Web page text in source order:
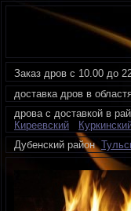
Заказ дров с 10.00 до
доставка дров в
дрова с доставкой в
Киреевский
Дубенский район